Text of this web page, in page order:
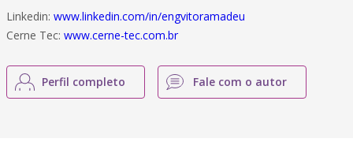
Linkedin: www.linkedin.com/in/engvitoramadeu
Cerne Tec: www.cerne-tec.com.br
Perfil completo Fale com o autor